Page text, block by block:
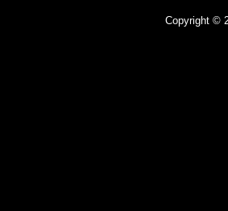
Copyright ©